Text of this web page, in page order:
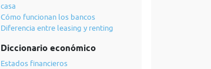
casa
Cómo funcionan los bancos
Diferencia entre leasing y renting
Diccionario económico
Estados financieros